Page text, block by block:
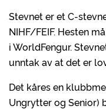
Stevnet er et C-
NIHF/FEIF. Hesten
i WorldFengur.
unntak av at det er
Det kåres en
Ungrytter og Senior)